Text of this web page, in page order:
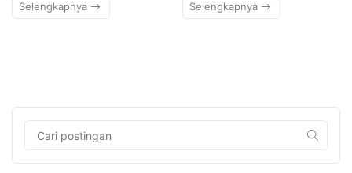
Selengkapnya Selengkapnya